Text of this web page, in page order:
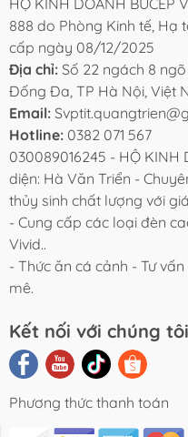
HỘ KINH DOANH BUCEP
888 do Phòng Kinh tế,
cấp ngày 08/12/2025
Địa chỉ: Số 22 ngách 8
Đống Đa, TP Hà Nội, Việt
Email:
Hotline: 0382 071 567
030089016245 - HỘ KINH
diện: Hà Văn Triển -
thủy sinh chất lượng với
- Cung cấp các loại đèn
Vivid..
- Thức ăn cá cảnh - Tư
mê.
Kết nối với chúng tôi
Phương thức thanh toán